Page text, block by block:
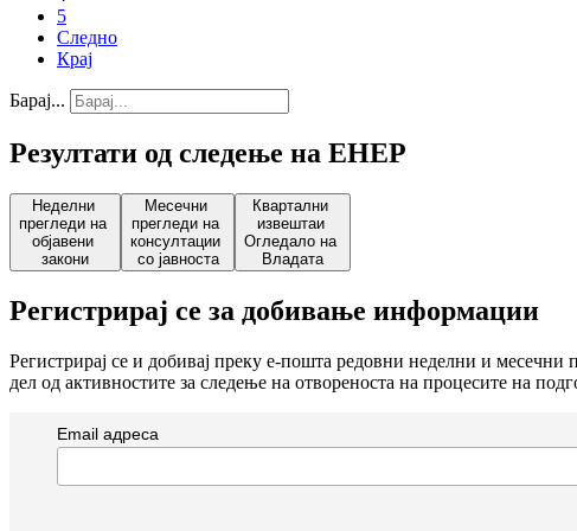
5
Следно
Крај
Барај...
Резултати од следење на ЕНЕР
Неделни
прегледи на
објавени
закони
Месечни
прегледи на
консултации
со јавноста
Квартални
извештаи
Огледало на
Владата
Регистрирај се за добивање информации
Регистрирај се и добивај преку е-пошта редовни неделни и
дел од активностите за следење на отвореноста на процесите на
Email адреса